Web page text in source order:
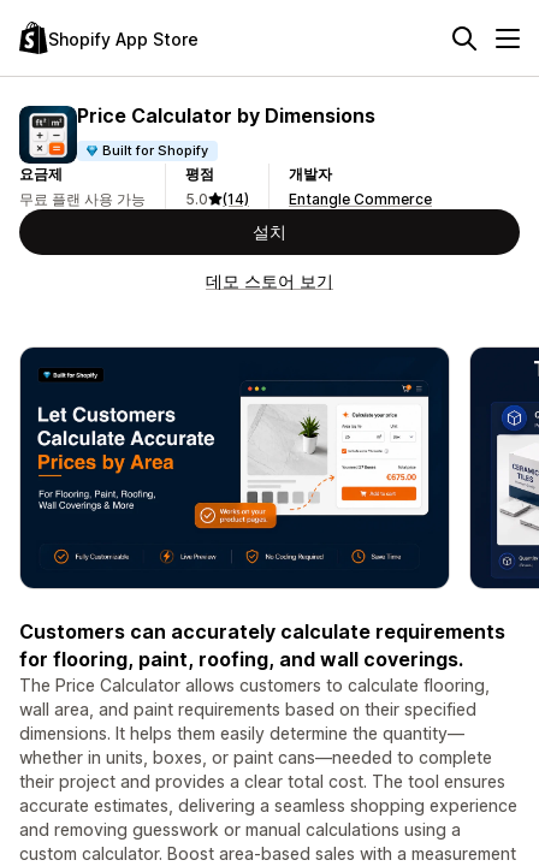
Shopify App Store
Price Calculator by Dimensions
Built for Shopify
요금제
무료 플랜 사용 가능
평점
5.0
(14)
개발자
Entangle Commerce
설치
데모 스토어 보기
Customers can accurately calculate requirements
for flooring, paint, roofing, and wall coverings.
The Price Calculator allows customers to calculate flooring,
wall area, and paint requirements based on their specified
dimensions. It helps them easily determine the quantity—
whether in units, boxes, or paint cans—needed to complete
their project and provides a clear total cost. The tool ensures
accurate estimates, delivering a seamless shopping experience
and removing guesswork or manual calculations using a
custom calculator. Boost area-based sales with a measurement